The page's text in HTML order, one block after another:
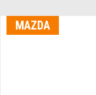
MAZDA